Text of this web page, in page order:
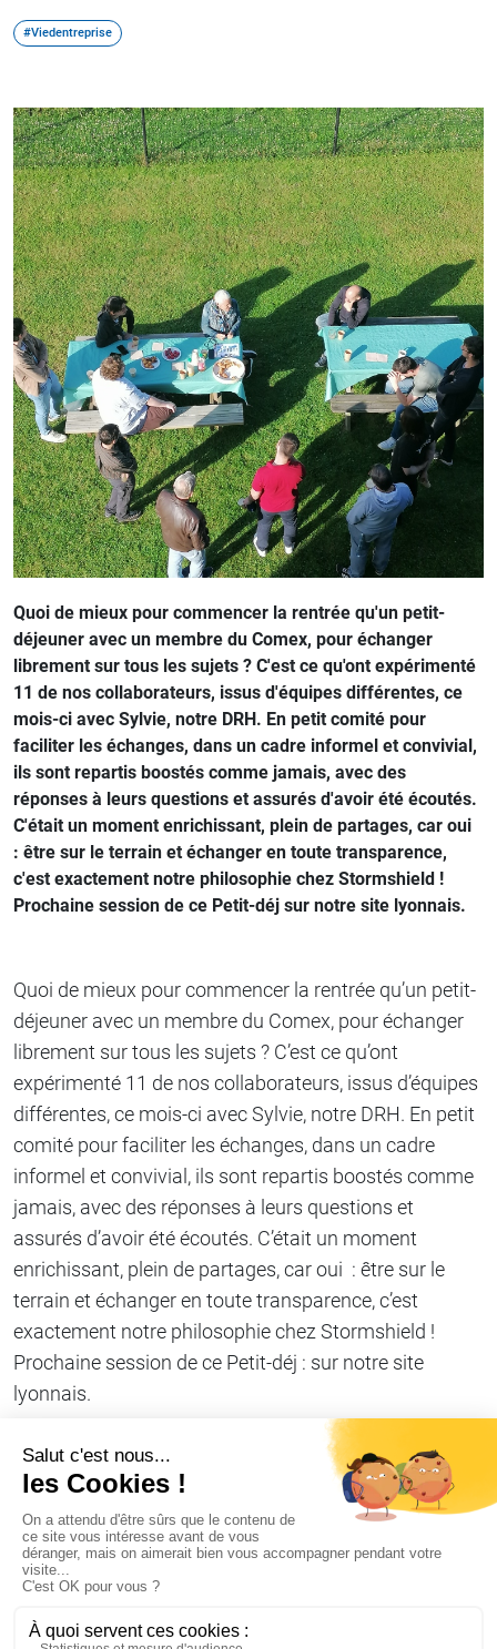
#Viedentreprise
Quoi de mieux pour commencer la rentrée qu'un petit-
déjeuner avec un membre du Comex, pour échanger
librement sur tous les sujets ? C'est ce qu'ont expérimenté
11 de nos collaborateurs, issus d'équipes différentes, ce
mois-ci avec Sylvie, notre DRH. En petit comité pour
faciliter les échanges, dans un cadre informel et convivial,
ils sont repartis boostés comme jamais, avec des
réponses à leurs questions et assurés d'avoir été écoutés.
C'était un moment enrichissant, plein de partages, car oui
: être sur le terrain et échanger en toute transparence,
c'est exactement notre philosophie chez Stormshield !
Prochaine session de ce Petit-déj sur notre site lyonnais.
Quoi de mieux pour commencer la rentrée qu’un petit-
déjeuner avec un membre du Comex, pour échanger
librement sur tous les sujets ? C’est ce qu’ont
expérimenté 11 de nos collaborateurs, issus d’équipes
différentes, ce mois-ci avec Sylvie, notre DRH. En petit
comité pour faciliter les échanges, dans un cadre
informel et convivial, ils sont repartis boostés comme
jamais, avec des réponses à leurs questions et
assurés d’avoir été écoutés. C’était un moment
enrichissant, plein de partages, car oui : être sur le
terrain et échanger en toute transparence, c’est
exactement notre philosophie chez Stormshield !
Prochaine session de ce Petit-déj : sur notre site
lyonnais.
Partager sur Copier le lien
#Viedentreprise